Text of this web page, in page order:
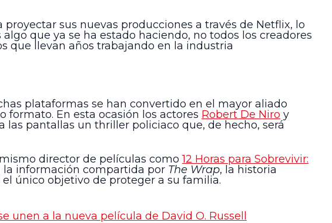
sus nuevas producciones a través de Netflix, lo
que ya se ha estado haciendo, no todos los creadores
que llevan años trabajando en la industria
plataformas se han convertido en el mayor aliado
formato. En esta ocasión los actores Robert De Niro y
pantallas un thriller policiaco que, de hecho, será
director de películas como12 Horas para Sobrevivir:
la información compartida por The Wrap, la historia
único objetivo de proteger a su familia.
unen a la nueva película de David O. Russell